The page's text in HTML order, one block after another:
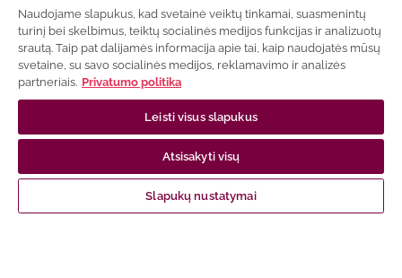
Apie mus
Susisiekite su mumis
Apmokėjimas
Prekių pristatymas
Pirkimo taisyklės
Elektroninių ir spausdintų knygų naudojimo sąlygos
Leidinių prieinamumas
Naudojame slapukus, kad svetainė veiktų tinkamai, suasmenintų
turinį bei skelbimus, teiktų socialinės medijos funkcijas ir analizuotų
srautą. Taip pat dalijamės informacija apie tai, kaip naudojatės mūsų
svetaine, su savo socialinės medijos, reklamavimo ir analizės
partneriais. Privatumo politika
Leisti visus slapukus
Atsisakyti visų
Slapukų nustatymai